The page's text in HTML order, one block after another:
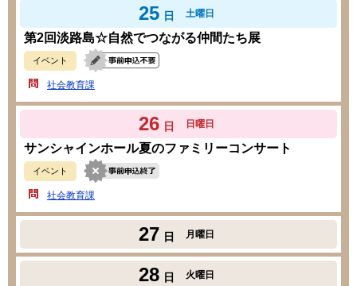
25 日 土曜日
第2回淡路島☆自然でつながる仲間たち展
イベント
社会教育課
26 日 日曜日
サンシャインホール夏のファミリーコンサート
イベント
社会教育課
27 日 月曜日
28 日 火曜日